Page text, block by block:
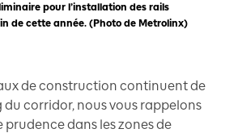
pour l’installation des rails
de cette année. (Photo de Metrolinx)
de construction continuent de
du corridor, nous vous rappelons
prudence dans les zones de